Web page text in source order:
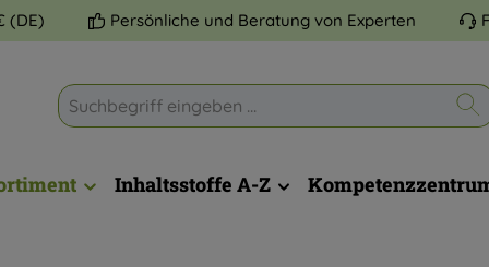
(DE) Persönliche und Beratung von Experten
Inhaltsstoffe A-Z